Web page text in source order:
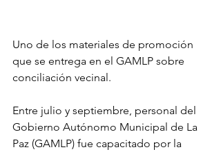
Uno de los materiales de promoción
que se entrega en el GAMLP sobre
conciliación vecinal.
Entre julio y septiembre, personal del
Gobierno Autónomo Municipal de La
Paz (GAMLP) fue capacitado por la